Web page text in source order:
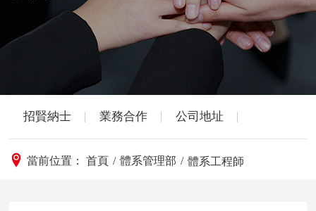
新聞中心 
招賢納士 業務合作 公司地址
當前位置： 首頁 / 體系管理部 / 體系工程師